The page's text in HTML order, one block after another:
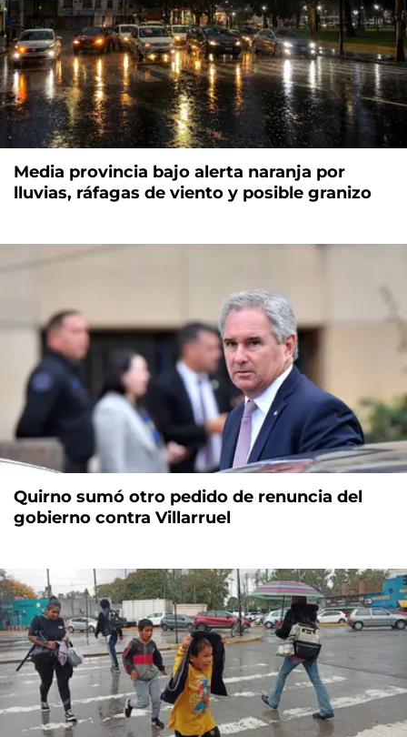
Media provincia bajo alerta naranja por
lluvias, ráfagas de viento y posible granizo
Quirno sumó otro pedido de renuncia del
gobierno contra Villarruel